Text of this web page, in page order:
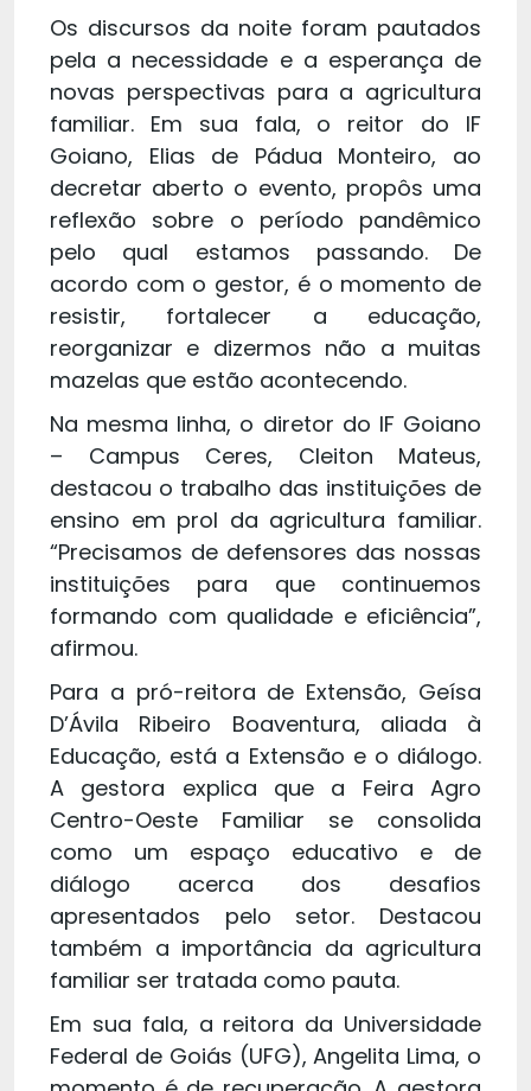
Os discursos da noite foram pautados
pela a necessidade e a esperança de
novas perspectivas para a agricultura
familiar. Em sua fala, o reitor do IF
Goiano, Elias de Pádua Monteiro, ao
decretar aberto o evento, propôs uma
reflexão sobre o período pandêmico
pelo qual estamos passando. De
acordo com o gestor, é o momento de
resistir, fortalecer a educação,
reorganizar e dizermos não a muitas
mazelas que estão acontecendo.
Na mesma linha, o diretor do IF Goiano
– Campus Ceres, Cleiton Mateus,
destacou o trabalho das instituições de
ensino em prol da agricultura familiar.
“Precisamos de defensores das nossas
instituições para que continuemos
formando com qualidade e eficiência”,
afirmou.
Para a pró-reitora de Extensão, Geísa
D’Ávila Ribeiro Boaventura, aliada à
Educação, está a Extensão e o diálogo.
A gestora explica que a Feira Agro
Centro-Oeste Familiar se consolida
como um espaço educativo e de
diálogo acerca dos desafios
apresentados pelo setor. Destacou
também a importância da agricultura
familiar ser tratada como pauta.
Em sua fala, a reitora da Universidade
Federal de Goiás (UFG), Angelita Lima, o